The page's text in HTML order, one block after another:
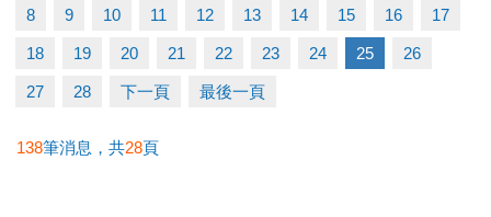
8 9 10 11 12 13 14 15 16 17
18 19 20 21 22 23 24 25 26
27 28 下一頁 最後一頁
138筆消息，共28頁